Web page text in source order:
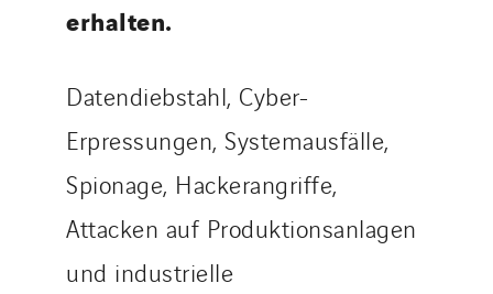
erhalten.
Datendiebstahl, Cyber-
Erpressungen, Systemausfälle,
Spionage, Hackerangriffe,
Attacken auf Produktionsanlagen
und industrielle